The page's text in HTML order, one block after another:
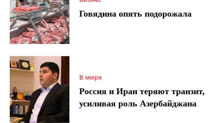
Говядина опять подорожала
В мире
Россия и Иран теряют транзит,
усиливая роль Азербайджана